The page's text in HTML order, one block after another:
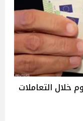
خلال التعاملات